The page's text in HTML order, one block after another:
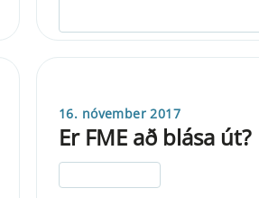
16. nóvember 2017
Er FME að blása út?